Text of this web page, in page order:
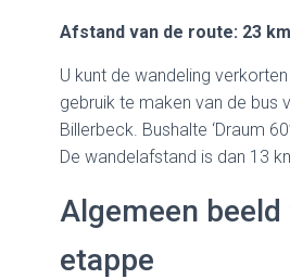
Afstand van de route: 23 km
U kunt de wandeling
gebruik te maken van de bus
Billerbeck. Bushalte ‘Draum
De wandelafstand is dan 13
Algemeen beeld
etappe